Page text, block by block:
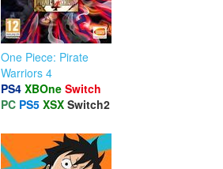
One Piece: Pirate
Warriors 4
PS4 XBOne Switch
PC PS5 XSX Switch2